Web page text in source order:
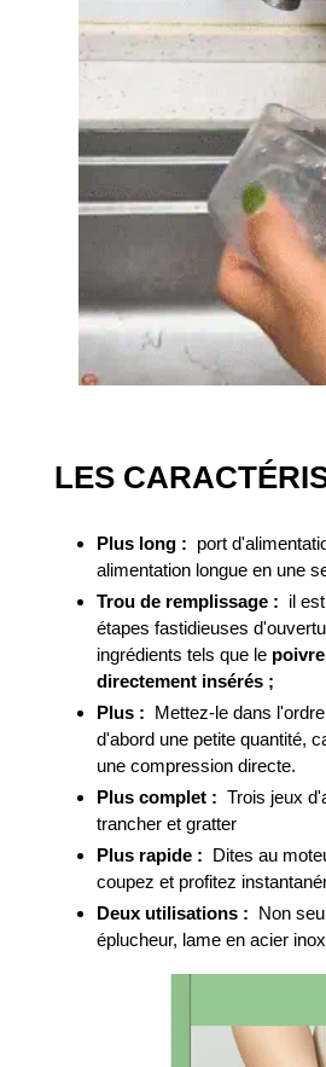
LES
Plus long : port
alimentation longue en une
Trou de remplissage : il
étapes fastidieuses
ingrédients tels que le
directement insérés ;
Plus : Mettez-le dans
d'abord une petite quantité,
une compression directe.
Plus complet : Trois jeux
trancher et gratter
Plus rapide : Dites au
coupez et profitez
Deux utilisations : Non
éplucheur, lame en acier